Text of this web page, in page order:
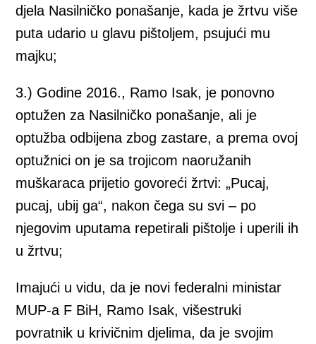
djela Nasilničko ponašanje, kada je žrtvu više
puta udario u glavu pištoljem, psujući mu
majku;
3.) Godine 2016., Ramo Isak, je ponovno
optužen za Nasilničko ponašanje, ali je
optužba odbijena zbog zastare, a prema ovoj
optužnici on je sa trojicom naoružanih
muškaraca prijetio govoreći žrtvi: „Pucaj,
pucaj, ubij ga“, nakon čega su svi – po
njegovim uputama repetirali pištolje i uperili ih
u žrtvu;
Imajući u vidu, da je novi federalni ministar
MUP-a F BiH, Ramo Isak, višestruki
povratnik u krivičnim djelima, da je svojim